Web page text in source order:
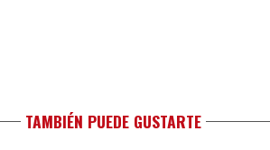
TAMBIÉN PUEDE GUSTARTE